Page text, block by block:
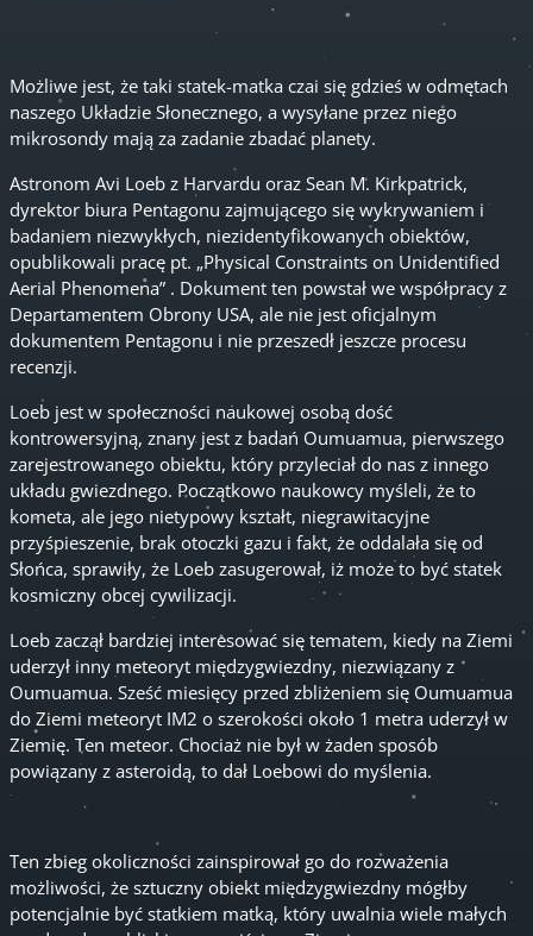
Możliwe jest, że taki statek-matka czai się gdzieś w odmętach
naszego Układzie Słonecznego, a wysyłane przez niego
mikrosondy mają za zadanie zbadać planety.
Astronom Avi Loeb z Harvardu oraz Sean M. Kirkpatrick,
dyrektor biura Pentagonu zajmującego się wykrywaniem i
badaniem niezwykłych, niezidentyfikowanych obiektów,
opublikowali pracę pt. „Physical Constraints on Unidentified
Aerial Phenomena” . Dokument ten powstał we współpracy z
Departamentem Obrony USA, ale nie jest oficjalnym
dokumentem Pentagonu i nie przeszedł jeszcze procesu
recenzji.
Loeb jest w społeczności naukowej osobą dość
kontrowersyjną, znany jest z badań Oumuamua, pierwszego
zarejestrowanego obiektu, który przyleciał do nas z innego
układu gwiezdnego. Początkowo naukowcy myśleli, że to
kometa, ale jego nietypowy kształt, niegrawitacyjne
przyśpieszenie, brak otoczki gazu i fakt, że oddalała się od
Słońca, sprawiły, że Loeb zasugerował, iż może to być statek
kosmiczny obcej cywilizacji.
Loeb zaczął bardziej interesować się tematem, kiedy na Ziemi
uderzył inny meteoryt międzygwiezdny, niezwiązany z
Oumuamua. Sześć miesięcy przed zbliżeniem się Oumuamua
do Ziemi meteoryt IM2 o szerokości około 1 metra uderzył w
Ziemię. Ten meteor. Chociaż nie był w żaden sposób
powiązany z asteroidą, to dał Loebowi do myślenia.
Ten zbieg okoliczności zainspirował go do rozważenia
możliwości, że sztuczny obiekt międzygwiezdny mógłby
potencjalnie być statkiem matką, który uwalnia wiele małych